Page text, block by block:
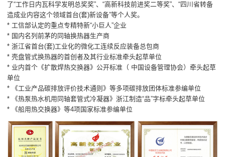
了“工作日内瓦科学发明总奖奖”、“高新科技前进奖二等奖”、“四川省转备
造成业内容这个领域首台(套)新设备”等个人奖。
* 工信部认定的重点专精特新“小巨人”企业
* 国内名列前茅的同轴换热器生产商
* 浙江省首台(套)工业化的微化工连续反应装备总包商
* 壳盘管式换热器的首创者及其行业标准牵头起草单位
* 业内首个《扩散焊热交换器》公开标准（ 中国设备管理协会）牵头起草
单位
* 《工业产品碳排放评价技术通则》等多项碳排放团体标准参编单位
* 《热泵热水机用同轴套管式冷凝器》浙江制造“品”字标牵头起草单位
* 《船用热交换器》等4项国家标准参编单位